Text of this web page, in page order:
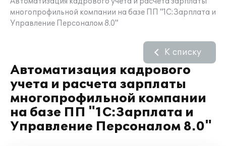
многопрофильной компании на базе ПП "1С:Зарплата и
Управление Персоналом 8.0"
Автоматизация кадрового
учета и расчета зарплаты
многопрофильной компании
на базе ПП "1С:Зарплата и
Управление Персоналом 8.0"
К списку